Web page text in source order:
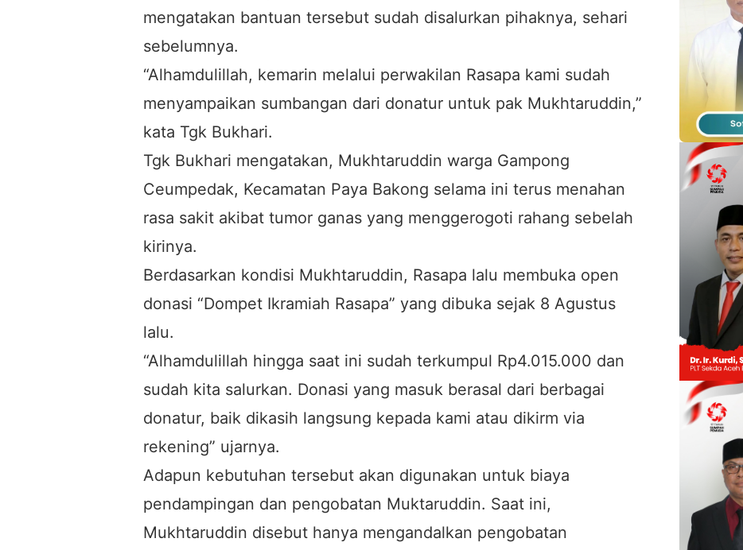
mengatakan bantuan tersebut sudah disalurkan pihaknya, sehari
sebelumnya.
“Alhamdulillah, kemarin melalui perwakilan Rasapa kami sudah
menyampaikan sumbangan dari donatur untuk pak Mukhtaruddin,”
kata Tgk Bukhari.
Tgk Bukhari mengatakan, Mukhtaruddin warga Gampong
Ceumpedak, Kecamatan Paya Bakong selama ini terus menahan
rasa sakit akibat tumor ganas yang menggerogoti rahang sebelah
kirinya.
Berdasarkan kondisi Mukhtaruddin, Rasapa lalu membuka open
donasi “Dompet Ikramiah Rasapa” yang dibuka sejak 8 Agustus
lalu.
“Alhamdulillah hingga saat ini sudah terkumpul Rp4.015.000 dan
sudah kita salurkan. Donasi yang masuk berasal dari berbagai
donatur, baik dikasih langsung kepada kami atau dikirm via
rekening” ujarnya.
Adapun kebutuhan tersebut akan digunakan untuk biaya
pendampingan dan pengobatan Muktaruddin. Saat ini,
Mukhtaruddin disebut hanya mengandalkan pengobatan